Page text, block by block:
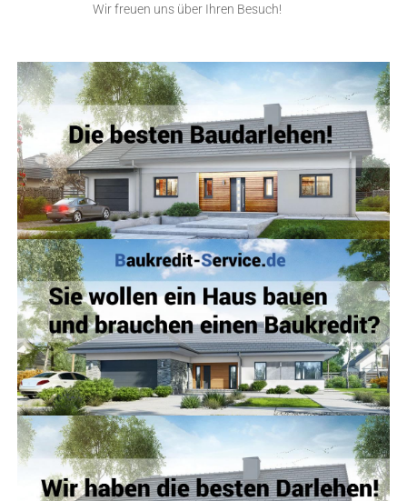
Wir freuen uns über Ihren Besuch!